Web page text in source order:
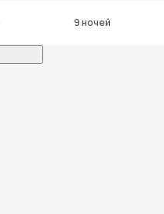
9 ночей